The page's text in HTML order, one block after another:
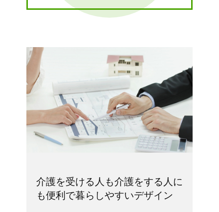
介護を受ける人も介護をする人に
も便利で暮らしやすいデザイン